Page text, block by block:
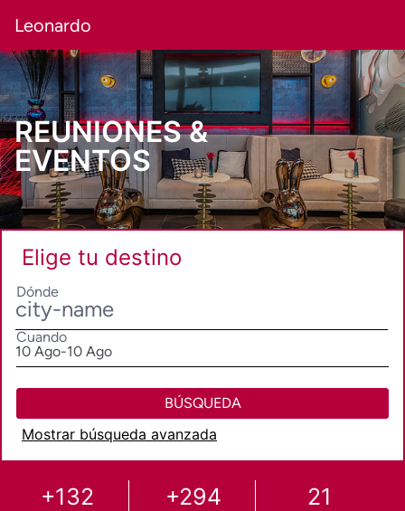
Leonardo
REUNIONES &
EVENTOS
Elige tu destino
Dónde
Cuando
SelectDate
10 Ago-10 Ago
BÚSQUEDA
Mostrar búsqueda avanzada
21
+294
+132